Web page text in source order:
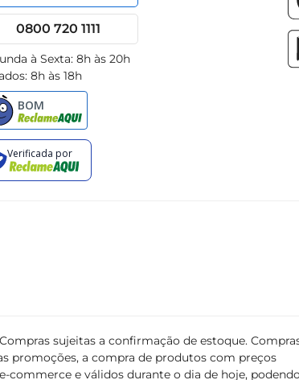
0800 720 1111
à Sexta: 8h às 20h
8h às 18h
sujeitas a confirmação de estoque.
promoções, a compra de produtos com preços
commerce e válidos durante o dia de hoje,